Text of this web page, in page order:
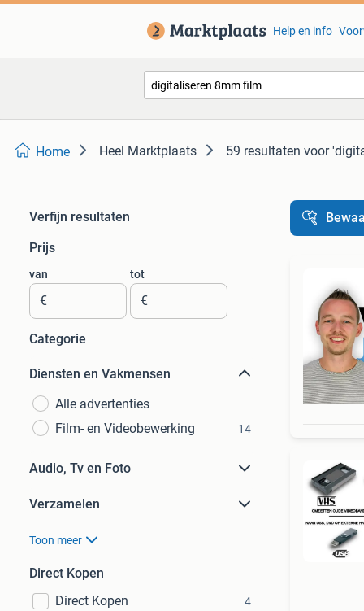
Help en info
Home Heel Marktplaats 59 resultaten voor
Verfijn resultaten
Prijs
van
€
tot
€
Categorie
Diensten en Vakmensen
Alle advertenties
Film- en Videobewerking
14
Audio, Tv en Foto
Verzamelen
Toon meer
Direct Kopen
Direct Kopen
4